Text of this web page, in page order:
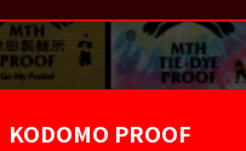
KODOMO PROOF